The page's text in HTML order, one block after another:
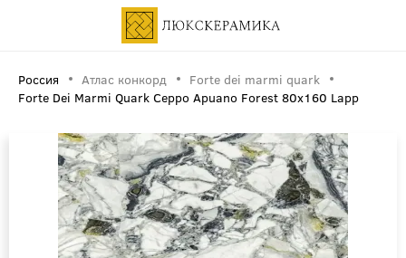
Россия Атлас конкорд
Forte dei marmi quark
Forte Dei Marmi Quark Ceppo Apuano Forest 80x160 Lapp